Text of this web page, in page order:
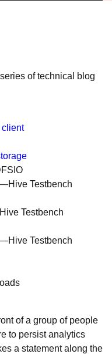
of technical blog
client
Testbench
Testbench
Testbench
of a group of people
to persist analytics
a statement along the